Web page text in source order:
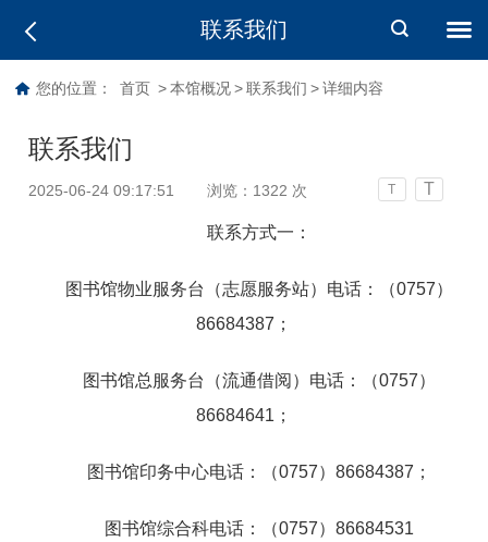
联系我们
您的位置： 首页 > 本馆概况 > 联系我们 > 详细内容
联系我们
2025-06-24 09:17:51 浏览： 1322 次 T T
联系方式一：
图书馆物业服务台（志愿服务站）电话：（0757）
86684387；
图书馆总服务台（流通借阅）电话：（0757）
86684641；
图书馆印务中心电话：（0757）86684387；
图书馆综合科电话：（0757）86684531